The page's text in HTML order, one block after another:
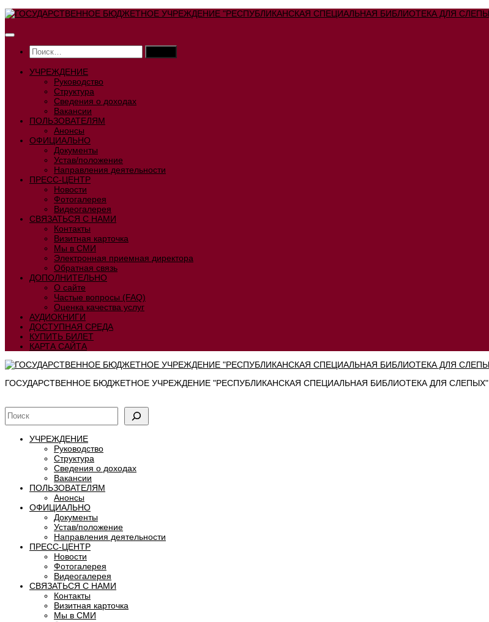
Перейти
содержимому
Найти:
УЧРЕЖДЕНИЕ
Руководство
Структура
Сведения о доходах
Вакансии
ПОЛЬЗОВАТЕЛЯМ
Анонсы
ОФИЦИАЛЬНО
Документы
Устав/положение
Направления деятельности
ПРЕСС-ЦЕНТР
Новости
Фотогалерея
Видеогалерея
СВЯЗАТЬСЯ С НАМИ
Контакты
Визитная карточка
Мы в СМИ
Электронная приемная директора
Обратная связь
ДОПОЛНИТЕЛЬНО
О сайте
Частые вопросы (FAQ)
Оценка качества услуг
АУДИОКНИГИ
ДОСТУПНАЯ СРЕДА
КУПИТЬ БИЛЕТ
КАРТА САЙТА
ГОСУДАРСТВЕННОЕ БЮДЖЕТНОЕ УЧРЕЖДЕНИЕ "РЕСПУБЛИКАНСКАЯ СПЕЦИАЛЬНАЯ БИБЛИОТЕКА ДЛЯ СЛЕПЫХ"
УЧРЕЖДЕНИЕ
Руководство
Структура
Сведения о доходах
Вакансии
ПОЛЬЗОВАТЕЛЯМ
Анонсы
ОФИЦИАЛЬНО
Документы
Устав/положение
Направления деятельности
ПРЕСС-ЦЕНТР
Новости
Фотогалерея
Видеогалерея
СВЯЗАТЬСЯ С НАМИ
Контакты
Визитная карточка
Мы в СМИ